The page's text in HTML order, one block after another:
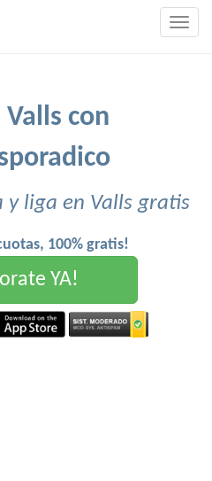
Valls con
y liga en Valls gratis
100% gratis!
YA!